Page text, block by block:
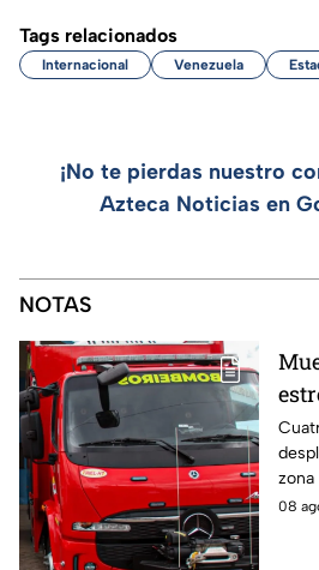
Tags relacionados
Internacional Venezuela
¡No te pierdas nuestro
Azteca Noticias en
NOTAS
zona
08